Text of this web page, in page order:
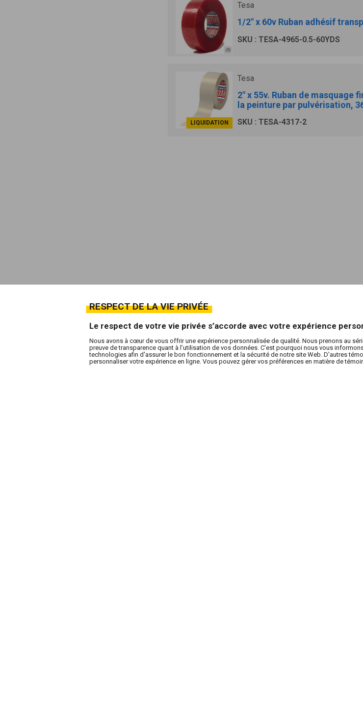
Tesa
1/2" x 60v Ruban adhésif
SKU : TESA-4965-0.5-60YDS
LIQUIDATION
Tesa
2" x 55v. Ruban de masquage
la peinture par pulvérisation,
SKU : TESA-4317-2
RESPECT DE LA VIE PRIVÉE
Le respect de votre vie privée s’accorde avec votre expérience
Nous avons à cœur de vous offrir une expérience personnalisée de qualité. Nous prenons au
preuve de transparence quant à l’utilisation de vos données. C'est pourquoi nous vous
technologies afin d'assurer le bon fonctionnement et la sécurité de notre site Web. D'autres
personnaliser votre expérience en ligne. Vous pouvez gérer vos préférences en matière de